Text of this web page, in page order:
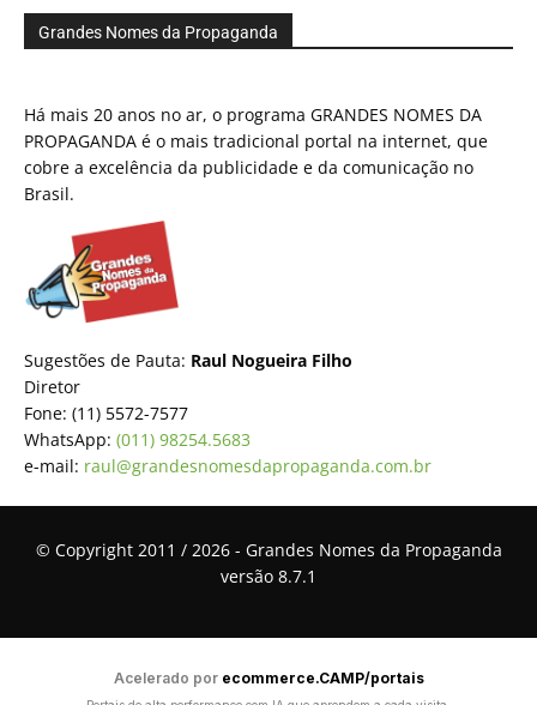
Grandes Nomes da Propaganda
Há mais 20 anos no ar, o programa GRANDES NOMES DA
PROPAGANDA é o mais tradicional portal na internet, que
cobre a excelência da publicidade e da comunicação no
Brasil.
Sugestões de Pauta: Raul Nogueira Filho
Diretor
Fone: (11) 5572-7577
WhatsApp: (011) 98254.5683
e-mail: raul@grandesnomesdapropaganda.com.br
© Copyright 2011 / 2026 - Grandes Nomes da Propaganda
versão 8.7.1
Acelerado por ecommerce.CAMP/portais